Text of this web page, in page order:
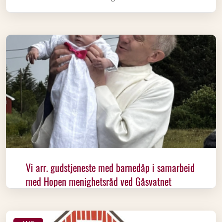
Vi arr. gudstjeneste med barnedåp i samarbeid
med Hopen menighetsråd ved Gåsvatnet